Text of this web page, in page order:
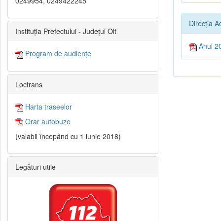
Direcția
Anul
Instituția Prefectului - Județul Olt
Program de audiențe
Loctrans
Harta traseelor
Orar autobuze
(valabil începând cu 1 iunie 2018)
Legături utile